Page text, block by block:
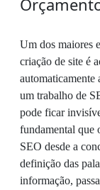
Um dos maiores
criação de site é
automaticamente
um trabalho de
pode ficar
fundamental que
SEO desde a
definição das
informação,